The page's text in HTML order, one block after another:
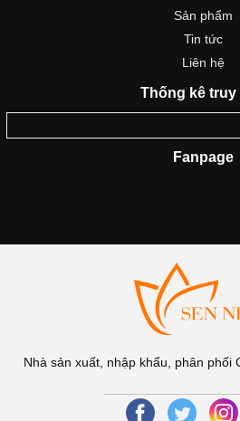
Sản phẩm
Tin tức
Liên hệ
Thống kê truy
Fanpage
Nhà sản xuất, nhập khẩu, phân phối